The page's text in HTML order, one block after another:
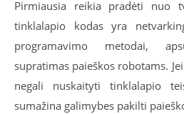
Pirmiausia reikia pradėti nuo
tinklalapio kodas yra
programavimo metodai,
supratimas paieškos robotams.
negali nuskaityti tinklalapio
sumažina galimybes pakilti